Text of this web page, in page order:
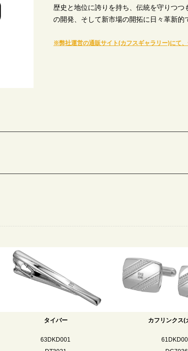
歴史と地位に誇りを持ち、伝統を守りつ
の開発、そして新市場の開拓に日々革新的
※弊社運営の通販サイト(カフスギャラリー)にて、
タイバー
63DKD001
カフリンクス(